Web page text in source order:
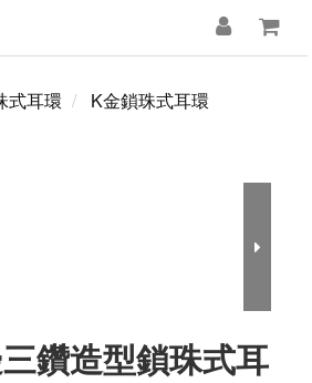
式耳環 K金鎖珠式耳環
鑽造型鎖珠式耳